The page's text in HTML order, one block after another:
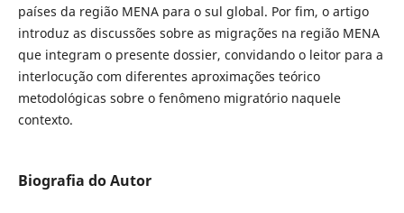
países da região MENA para o sul global. Por fim, o artigo
introduz as discussões sobre as migrações na região MENA
que integram o presente dossier, convidando o leitor para a
interlocução com diferentes aproximações teórico
metodológicas sobre o fenômeno migratório naquele
contexto.
Biografia do Autor